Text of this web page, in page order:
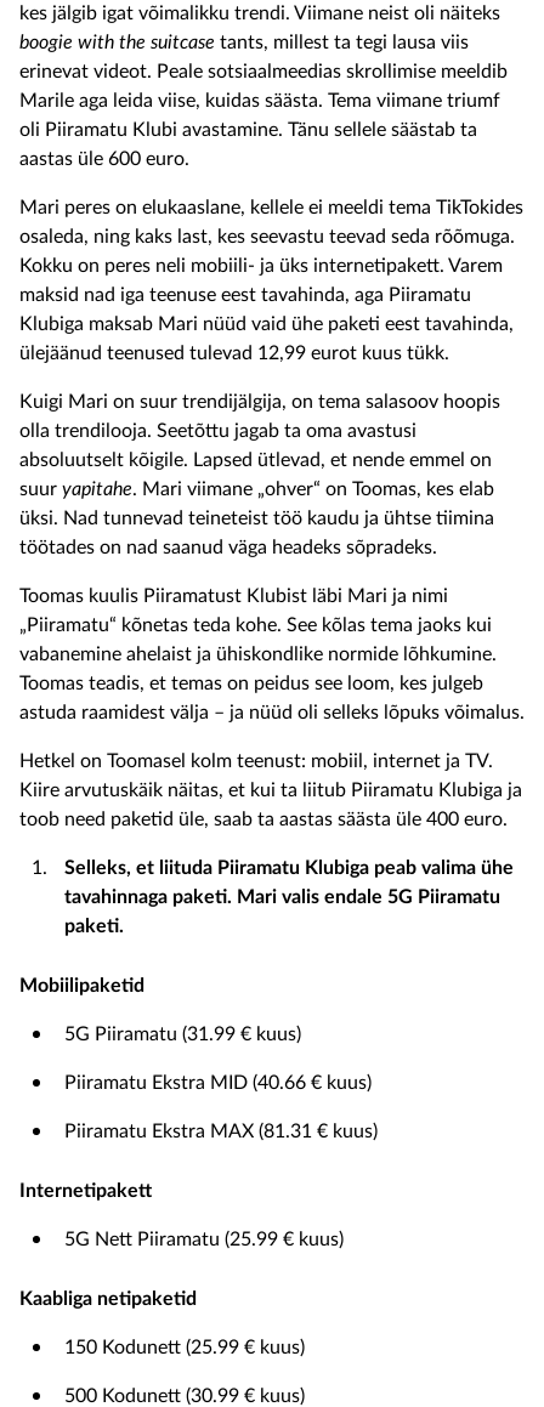
kes jälgib igat võimalikku trendi. Viimane neist oli näiteks
boogie with the suitcase tants, millest ta tegi lausa viis
erinevat videot. Peale sotsiaalmeedias skrollimise meeldib
Marile aga leida viise, kuidas säästa. Tema viimane triumf
oli Piiramatu Klubi avastamine. Tänu sellele säästab ta
aastas üle 600 euro.
Mari peres on elukaaslane, kellele ei meeldi tema TikTokides
osaleda, ning kaks last, kes seevastu teevad seda rõõmuga.
Kokku on peres neli mobiili- ja üks internetipakett. Varem
maksid nad iga teenuse eest tavahinda, aga Piiramatu
Klubiga maksab Mari nüüd vaid ühe paketi eest tavahinda,
ülejäänud teenused tulevad 12,99 eurot kuus tükk.
Kuigi Mari on suur trendijälgija, on tema salasoov hoopis
olla trendilooja. Seetõttu jagab ta oma avastusi
absoluutselt kõigile. Lapsed ütlevad, et nende emmel on
suur yapitahe. Mari viimane „ohver“ on Toomas, kes elab
üksi. Nad tunnevad teineteist töö kaudu ja ühtse tiimina
töötades on nad saanud väga headeks sõpradeks.
Toomas kuulis Piiramatust Klubist läbi Mari ja nimi
„Piiramatu“ kõnetas teda kohe. See kõlas tema jaoks kui
vabanemine ahelaist ja ühiskondlike normide lõhkumine.
Toomas teadis, et temas on peidus see loom, kes julgeb
astuda raamidest välja – ja nüüd oli selleks lõpuks võimalus.
Hetkel on Toomasel kolm teenust: mobiil, internet ja TV.
Kiire arvutuskäik näitas, et kui ta liitub Piiramatu Klubiga ja
toob need paketid üle, saab ta aastas säästa üle 400 euro.
Selleks, et liituda Piiramatu Klubiga peab valima ühe
tavahinnaga paketi. Mari valis endale 5G Piiramatu
paketi.
Mobiilipaketid
5G Piiramatu (31.99 € kuus)
Piiramatu Ekstra MID (40.66 € kuus)
Piiramatu Ekstra MAX (81.31 € kuus)
Internetipakett
5G Nett Piiramatu (25.99 € kuus)
Kaabliga netipaketid
150 Kodunett (25.99 € kuus)
500 Kodunett (30.99 € kuus)